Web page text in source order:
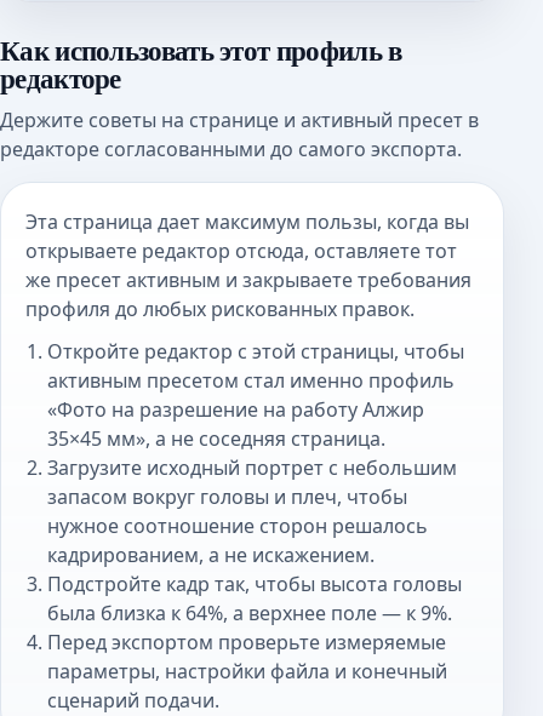
Как использовать этот профиль в
редакторе
Держите советы на странице и активный пресет в
редакторе согласованными до самого экспорта.
Эта страница дает максимум пользы, когда вы
открываете редактор отсюда, оставляете тот
же пресет активным и закрываете требования
профиля до любых рискованных правок.
Откройте редактор с этой страницы, чтобы
активным пресетом стал именно профиль
«Фото на разрешение на работу Алжир
35×45 мм», а не соседняя страница.
Загрузите исходный портрет с небольшим
запасом вокруг головы и плеч, чтобы
нужное соотношение сторон решалось
кадрированием, а не искажением.
Подстройте кадр так, чтобы высота головы
была близка к 64%, а верхнее поле — к 9%.
Перед экспортом проверьте измеряемые
параметры, настройки файла и конечный
сценарий подачи.